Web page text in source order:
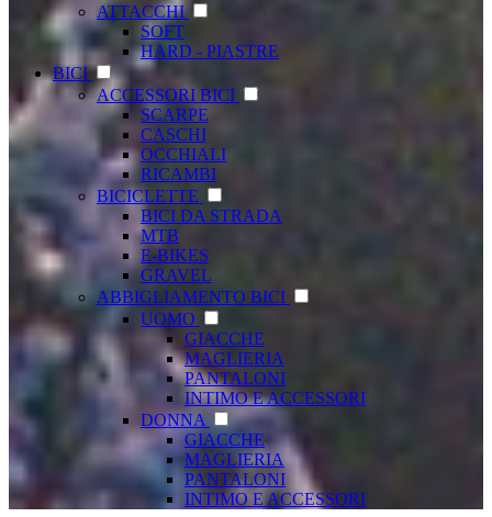
ATTACCHI
SOFT
HARD - PIASTRE
BICI
ACCESSORI BICI
SCARPE
CASCHI
OCCHIALI
RICAMBI
BICICLETTE
BICI DA STRADA
MTB
E-BIKES
GRAVEL
ABBIGLIAMENTO BICI
UOMO
GIACCHE
MAGLIERIA
PANTALONI
INTIMO E ACCESSORI
DONNA
GIACCHE
MAGLIERIA
PANTALONI
INTIMO E ACCESSORI